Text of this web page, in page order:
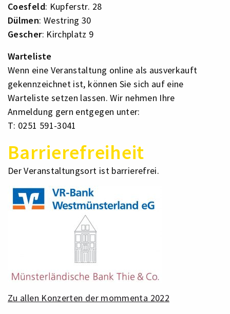
Coesfeld: Kupferstr. 28
Dülmen: Westring 30
Gescher: Kirchplatz 9
Warteliste
Wenn eine Veranstaltung online als ausverkauft
gekennzeichnet ist, können Sie sich auf eine
Warteliste setzen lassen. Wir nehmen Ihre
Anmeldung gern entgegen unter:
T: 0251 591-3041
Barrierefreiheit
Der Veranstaltungsort ist barrierefrei.
Zu allen Konzerten der mommenta 2022